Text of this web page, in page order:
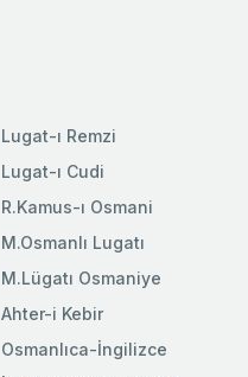
Lugat-ı Remzi
Lugat-ı Cudi
R.Kamus-ı Osmani
M.Osmanlı Lugatı
M.Lügatı Osmaniye
Ahter-i Kebir
Osmanlıca-İngilizce